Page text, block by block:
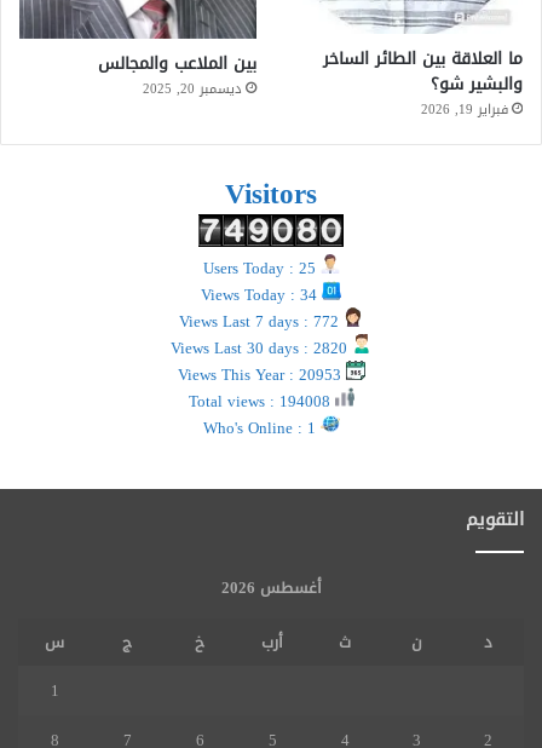
ما العلاقة بين الطائر الساخر
والبشير شو؟
فبراير 19, 2026
بين الملاعب والمجالس
ديسمبر 20, 2025
Visitors
التقويم
أغسطس 2026
د
ن ث أرب خ ج
س
1
2
3
4
5
6
7
8